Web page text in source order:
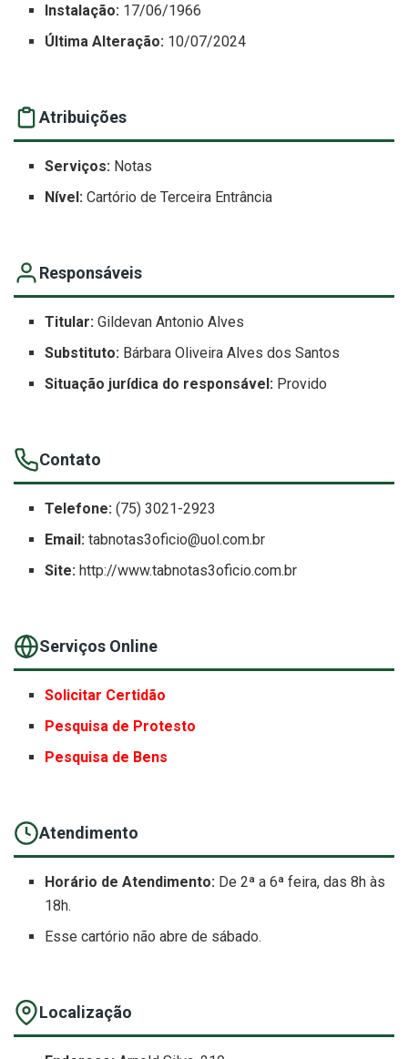
Instalação: 17/06/1966
Última Alteração: 10/07/2024
Atribuições
Serviços: Notas
Nível: Cartório de Terceira Entrância
Responsáveis
Titular: Gildevan Antonio Alves
Substituto: Bárbara Oliveira Alves dos Santos
Situação jurídica do responsável: Provido
Contato
Telefone: (75) 3021-2923
Email: tabnotas3oficio@uol.com.br
Site: http://www.tabnotas3oficio.com.br
Serviços Online
Solicitar Certidão
Pesquisa de Protesto
Pesquisa de Bens
Atendimento
Horário de Atendimento: De 2ª a 6ª feira, das 8h às
18h.
Esse cartório não abre de sábado.
Localização